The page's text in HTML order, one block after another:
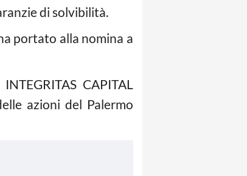
di solvibilità.
portato alla nomina a
CAPITAL
azioni del Palermo